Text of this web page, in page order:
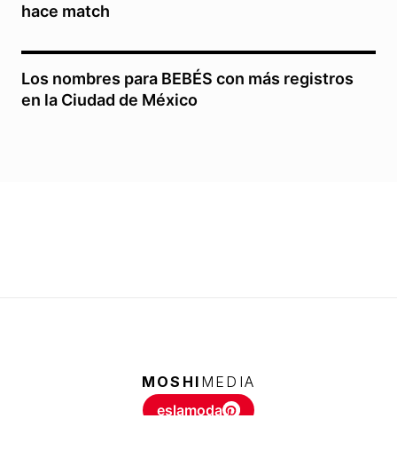
hace match
Los nombres para BEBÉS con más registros
en la Ciudad de México
MOSHI MEDIA
eslamoda